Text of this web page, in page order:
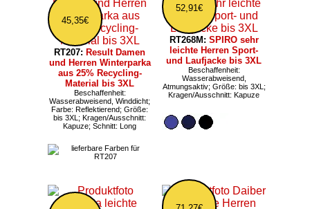
45,35€
RT207: Result Damen
und Herren Winterparka
aus 25% Recycling-
Material bis 3XL
Beschaffenheit:
Wasserabweisend, Winddicht;
Farbe: Reflektierend; Größe:
bis 3XL; Kragen/Ausschnitt:
Kapuze; Schnitt: Long
52,91€
RT268M: SPIRO sehr
leichte Herren Sport-
und Laufjacke bis 3XL
Beschaffenheit:
Wasserabweisend,
Atmungsaktiv; Größe: bis 3XL;
Kragen/Ausschnitt: Kapuze